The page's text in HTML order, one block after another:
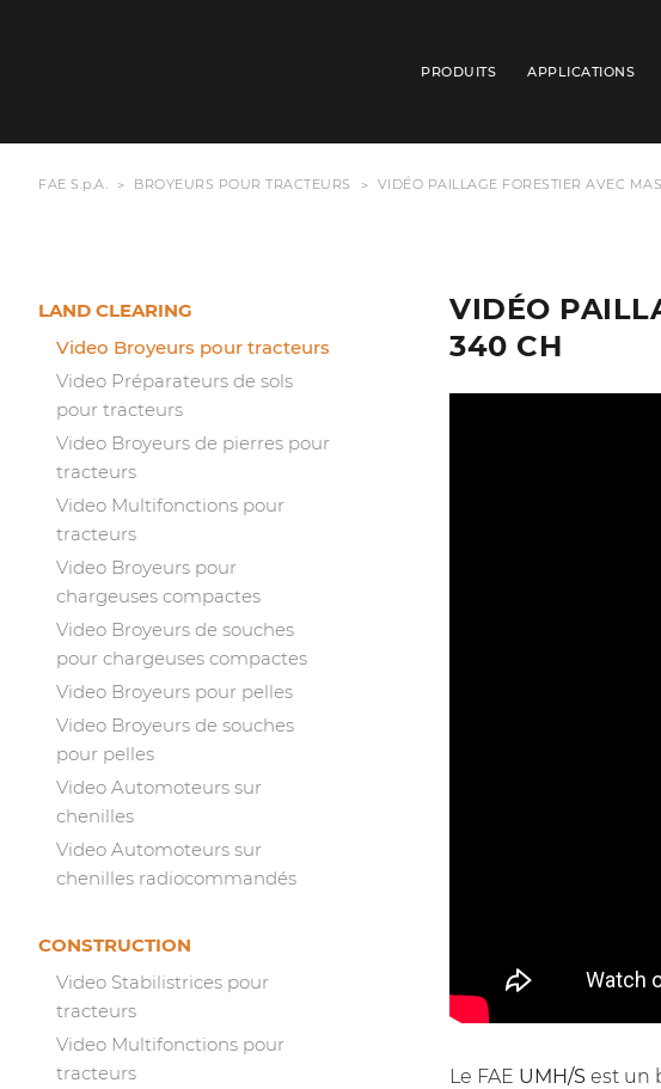
PRODUITS APPLICATIONS
FAE S.p.A. BROYEURS POUR TRACTEURS VIDÉO PAILLAGE FORESTIER AVEC
LAND CLEARING
Video Broyeurs pour tracteurs
Video Préparateurs de sols
pour tracteurs
Video Broyeurs de pierres pour
tracteurs
Video Multifonctions pour
tracteurs
Video Broyeurs pour
chargeuses compactes
Video Broyeurs de souches
pour chargeuses compactes
Video Broyeurs pour pelles
Video Broyeurs de souches
pour pelles
Video Automoteurs sur
chenilles
Video Automoteurs sur
chenilles radiocommandés
CONSTRUCTION
Video Stabilistrices pour
tracteurs
Video Multifonctions pour
tracteurs
VIDÉO
340 CH
Le FAE UMH/S est un